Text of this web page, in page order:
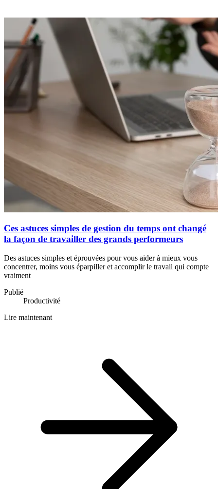
Ces astuces simples de gestion du temps ont changé
la façon de travailler des grands performeurs
Des astuces simples et éprouvées pour vous aider à mieux vous
concentrer, moins vous éparpiller et accomplir le travail qui compte
vraiment
Publié
Productivité
Lire maintenant